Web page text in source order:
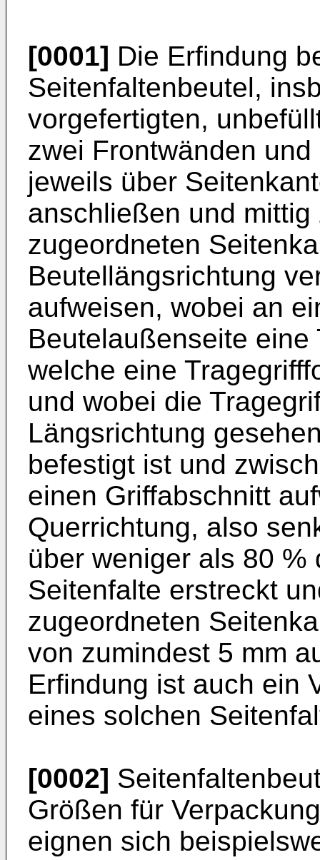
[0001] Die Erfindung
Seitenfaltenbeutel,
vorgefertigten,
zwei Frontwänden
jeweils über
anschließen und
zugeordneten
Beutellängsrichtung
aufweisen, wobei an
Beutelaußenseite
welche eine
und wobei die
Längsrichtung
befestigt ist und
einen Griffabschnitt
Querrichtung, also
über weniger als 80
Seitenfalte erstreckt
zugeordneten
von zumindest 5 mm
Erfindung ist auch ein
eines solchen
[0002]
Größen für
eignen sich